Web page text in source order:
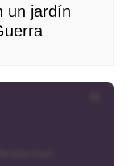
un jardín